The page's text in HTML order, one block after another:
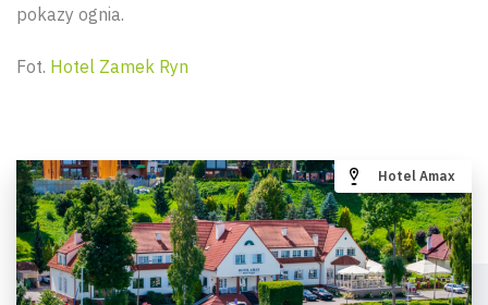
pokazy ognia.
Fot. Hotel Zamek Ryn
Hotel Amax